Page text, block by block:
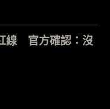
線 官方確認：沒